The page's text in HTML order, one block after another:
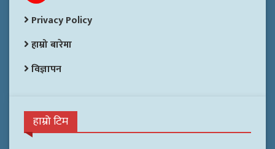
Privacy Policy
हाम्रो बारेमा
विज्ञापन
हाम्रो टिम